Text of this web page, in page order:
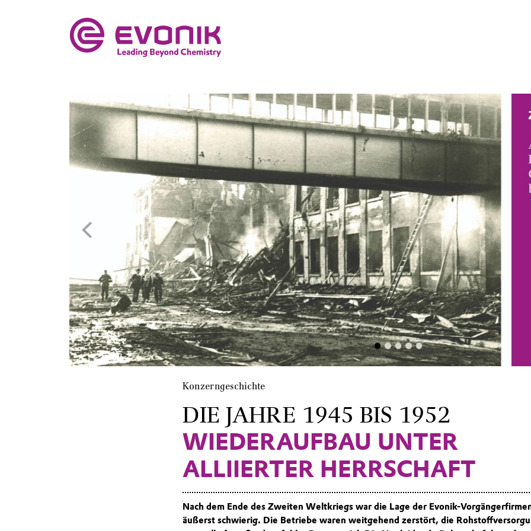
Konzerngeschichte
DIE JAHRE 1945 BIS 1952
WIEDERAUFBAU UNTER
ALLIIERTER HERRSCHAFT
Nach dem Ende des Zweiten Weltkriegs war die Lage der Evonik-
äußerst schwierig. Die Betriebe waren weitgehend zerstört, die